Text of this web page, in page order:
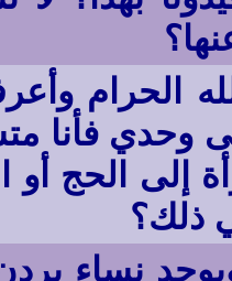
الحرام
وحدي فأنا
الحج أو
ذلك؟
ويوجد نساء